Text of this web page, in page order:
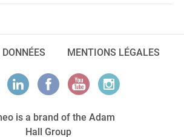
MENTIONS LÉGALES
is a brand of the Adam
Hall Group